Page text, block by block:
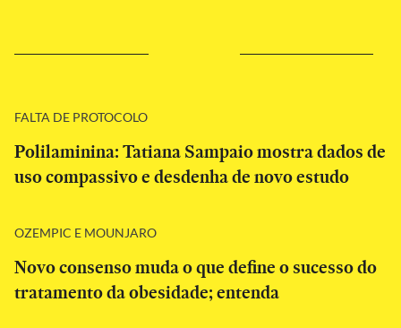
FALTA DE PROTOCOLO
Polilaminina: Tatiana Sampaio mostra dados de
uso compassivo e desdenha de novo estudo
OZEMPIC E MOUNJARO
Novo consenso muda o que define o sucesso do
tratamento da obesidade; entenda